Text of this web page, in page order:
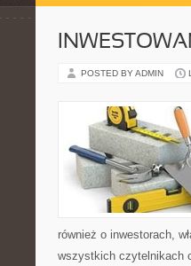
POSTED BY ADMIN
również o inwestorach,
wszystkich czytelnikach